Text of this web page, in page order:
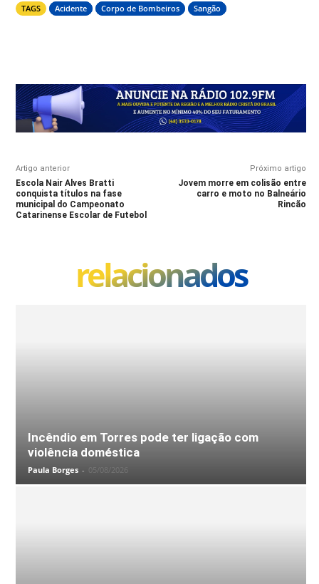
TAGS Acidente Corpo de Bombeiros Sangão
Artigo anterior
Escola Nair Alves Bratti
conquista títulos na fase
municipal do Campeonato
Catarinense Escolar de Futebol
Próximo artigo
Jovem morre em colisão entre
carro e moto no Balneário
Rincão
relacionados
Incêndio em Torres pode ter ligação com
violência doméstica
Paula Borges - 05/08/2026